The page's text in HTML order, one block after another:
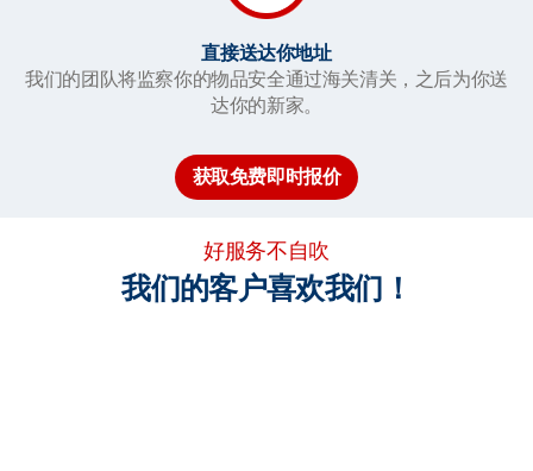
直接送达你地址
我们的团队将监察你的物品安全通过海关清关，之后为你送
达你的新家。
获取免费即时报价
好服务不自吹
我们的客户喜欢我们！